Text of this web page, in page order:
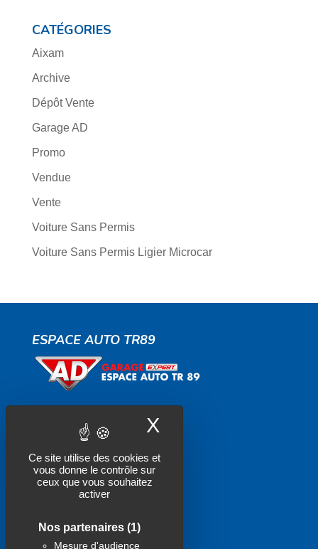
Ce site utilise des cookies et
vous donne le contrôle sur
ceux que vous souhaitez
activer
Nos partenaires (1)
Mesure d'audience
X
CATÉGORIES
Aixam
Archive
Dépôt Vente
Garage AD
Promo
Vendue
Vente
Voiture Sans Permis
Voiture Sans Permis Ligier Microcar
ESPACE AUTO TR89
Contactez-nous
Actualités
Politique de confidentialité